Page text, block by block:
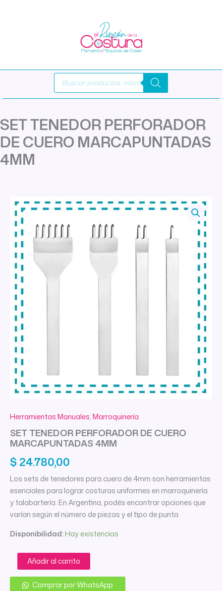
Búsqueda
productos
SET TENEDOR PERFORADOR
DE CUERO MARCAPUNTADAS
4MM
Herramientas Manuales,Marroquinería
SET TENEDOR PERFORADOR DE CUERO
MARCAPUNTADAS 4MM
$ 24.780,00
Los sets de tenedores para cuero de 4mm son herramientas
esenciales para lograr costuras uniformes en marroquinería
y talabartería. En Argentina, podés encontrar opciones que
varían según el número de piezas y el tipo de punta.
Disponibilidad:Hay existencias
SET
TENEDOR
PERFORADOR
Añadir al carrito
Comprar por WhatsApp